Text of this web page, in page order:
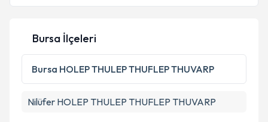
Kişisel verilerimin işlenmesine ilişkin
Metni'ni okudum ve kişisel verilerimin belirtilen
kapsamda işlenmesini kabul ediyorum.
Bursa İlçeleri
Bursa HOLEP THULEP THUFLEP THUVARP
Nilüfer HOLEP THULEP THUFLEP THUVARP